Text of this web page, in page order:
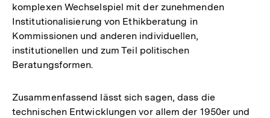
Auflösung
der
Fußnote
komplexen Wechselspiel mit der zunehmenden
Institutionalisierung von Ethikberatung in
Kommissionen und anderen individuellen,
institutionellen und zum Teil politischen
Beratungsformen.
Zusammenfassend lässt sich sagen, dass die
technischen Entwicklungen vor allem der 1950er und